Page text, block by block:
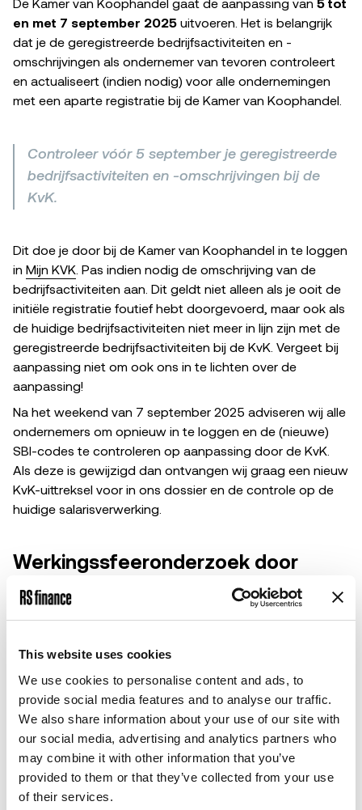
This website uses cookies
We use cookies to personalise content and ads, to
provide social media features and to analyse our traffic.
We also share information about your use of our site with
our social media, advertising and analytics partners who
may combine it with other information that you’ve
provided to them or that they’ve collected from your use
of their services.
De Kamer van Koophandel gaat de aanpassing van 5 tot
en met 7 september 2025 uitvoeren. Het is belangrijk
dat je de geregistreerde bedrijfsactiviteiten en -
omschrijvingen als ondernemer van tevoren controleert
en actualiseert (indien nodig) voor alle ondernemingen
met een aparte registratie bij de Kamer van Koophandel.
Controleer vóór 5 september je geregistreerde
bedrijfsactiviteiten en -omschrijvingen bij de
KvK.
Dit doe je door bij de Kamer van Koophandel in te loggen
in Mijn KVK. Pas indien nodig de omschrijving van de
bedrijfsactiviteiten aan. Dit geldt niet alleen als je ooit de
initiële registratie foutief hebt doorgevoerd, maar ook als
de huidige bedrijfsactiviteiten niet meer in lijn zijn met de
geregistreerde bedrijfsactiviteiten bij de KvK. Vergeet bij
aanpassing niet om ook ons in te lichten over de
aanpassing!
Na het weekend van 7 september 2025 adviseren wij alle
ondernemers om opnieuw in te loggen en de (nieuwe)
SBI-codes te controleren op aanpassing door de KvK.
Als deze is gewijzigd dan ontvangen wij graag een nieuw
KvK-uittreksel voor in ons dossier en de controle op de
huidige salarisverwerking.
Werkingssfeeronderzoek door
vakbonden
de hoofdzakelijke activiteiten van een onderneming.
Om niet voor verrassingen te komen staan, is het
verstandig dit vooraf te laten onderzoeken. Wij kunnen je